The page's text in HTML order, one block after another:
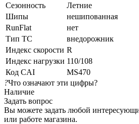
Сезонность
Летние
Шипы
нешипованная
RunFlat
нет
Тип ТС
внедорожник
Индекс скорости R
Индекс нагрузки 110/108
Код CAI
MS470
?Что означают эти цифры?
Наличие
Задать вопрос
Вы можете задать любой
или работе магазина.